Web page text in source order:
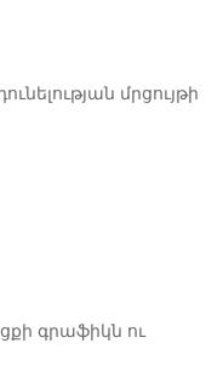
մրցույթի
գրաֆիկն ու